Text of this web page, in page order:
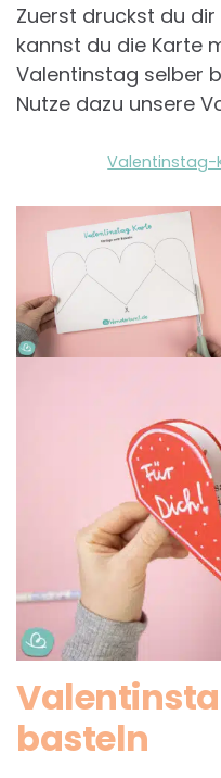
Zuerst druckst du
kannst du die Karte
Valentinstag selber
Nutze dazu unsere
Valentinstag-
basteln